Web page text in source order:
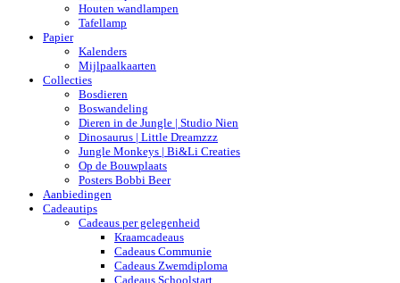
Houten wandlampen
Tafellamp
Papier
Kalenders
Mijlpaalkaarten
Collecties
Bosdieren
Boswandeling
Dieren in de Jungle | Studio Nien
Dinosaurus | Little Dreamzzz
Jungle Monkeys | Bi&Li Creaties
Op de Bouwplaats
Posters Bobbi Beer
Aanbiedingen
Cadeautips
Cadeaus per gelegenheid
Kraamcadeaus
Cadeaus Communie
Cadeaus Zwemdiploma
Cadeaus Schoolstart